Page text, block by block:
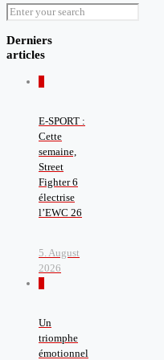
Derniers
articles
E-SPORT :
Cette
semaine,
Street
Fighter 6
électrise
l’EWC 26
5. August
2026
Un
triomphe
émotionnel